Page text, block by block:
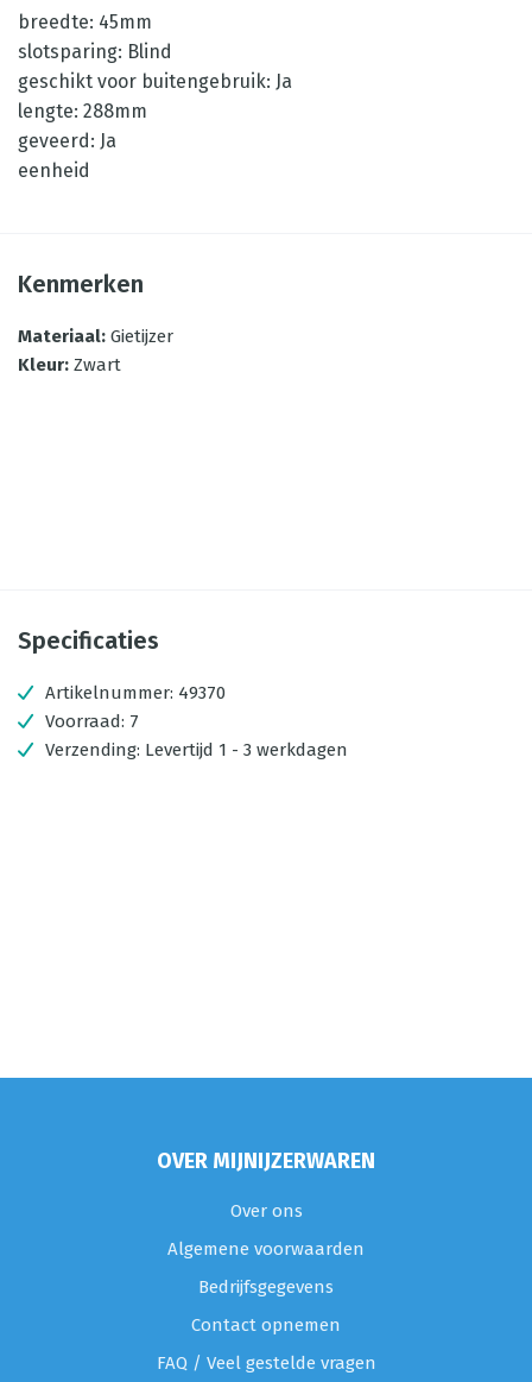
breedte: 45mm
slotsparing: Blind
geschikt voor buitengebruik: Ja
lengte: 288mm
geveerd: Ja
eenheid
Kenmerken
Materiaal: Gietijzer
Kleur: Zwart
Specificaties
Artikelnummer: 49370
Voorraad: 7
Verzending: Levertijd 1 - 3 werkdagen
OVER MIJNIJZERWAREN
Over ons
Algemene voorwaarden
Bedrijfsgegevens
Contact opnemen
FAQ / Veel gestelde vragen